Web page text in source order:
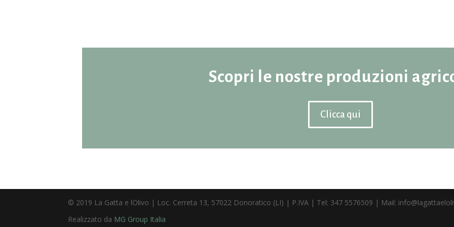
Scopri le nostre produzioni
Clicca qui
© 2019 La Gatta e lOlivo | Loc. Cerreta 13, 57022 Donoratico (LI) | P.IVA | Tel: 347 5576509 | Mail:
Realizzato da MG Group Italia